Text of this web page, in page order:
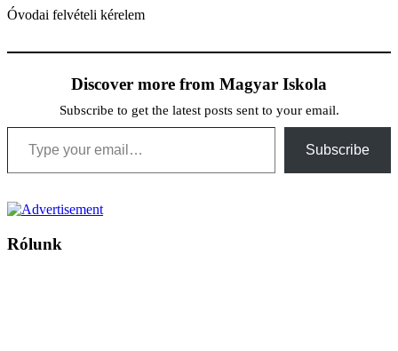
Óvodai felvételi kérelem
Discover more from Magyar Iskola
Subscribe to get the latest posts sent to your email.
Type your email…
Subscribe
Rólunk